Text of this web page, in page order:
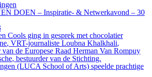
DOEN – Inspiratie- & Netwerkavond – 30
Cools ging in gesprek met chocolatier
, VRT-journaliste Loubna Khalkhali,
de Europese Raad Herman Van Rompuy
, bestuurder van de Stichting.
(LUCA School of Arts) speelde prachtige